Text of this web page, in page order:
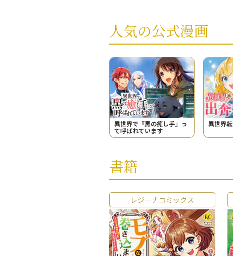
人気の公式漫画
異世界で『黒の癒し手』っ
て呼ばれています
異世界
書籍
レジーナコミックス